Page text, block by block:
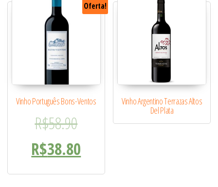
Oferta!
Vinho Português Bons-Ventos
R$58.90O preço original era:
R$38.80
Vinho Argentino Terrazas Altos
Del Plata